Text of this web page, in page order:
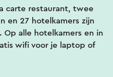
carte restaurant, twee
en 27 hotelkamers zijn
Op alle hotelkamers en in
wifi voor je laptop of